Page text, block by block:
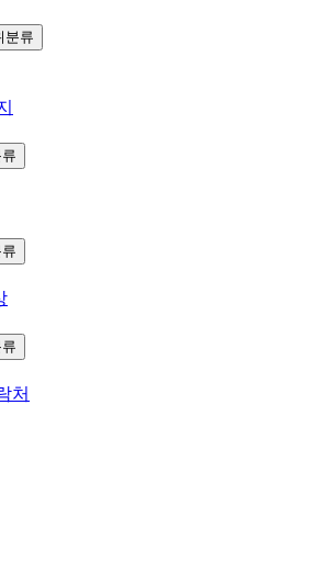
분류
처